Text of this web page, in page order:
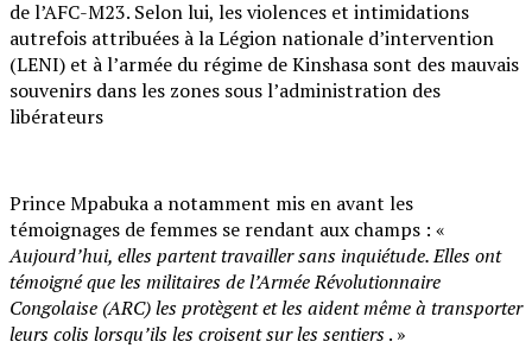
de l’AFC-M23. Selon lui, les violences et intimidations
autrefois attribuées à la Légion nationale d’intervention
(LENI) et à l’armée du régime de Kinshasa sont des mauvais
souvenirs dans les zones sous l’administration des
libérateurs
Prince Mpabuka a notamment mis en avant les
témoignages de femmes se rendant aux champs : «
Aujourd’hui, elles partent travailler sans inquiétude. Elles ont
témoigné que les militaires de l’Armée Révolutionnaire
Congolaise (ARC) les protègent et les aident même à transporter
leurs colis lorsqu’ils les croisent sur les sentiers. »